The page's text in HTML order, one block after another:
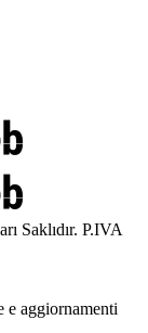
Saklıdır. P.IVA
e aggiornamenti